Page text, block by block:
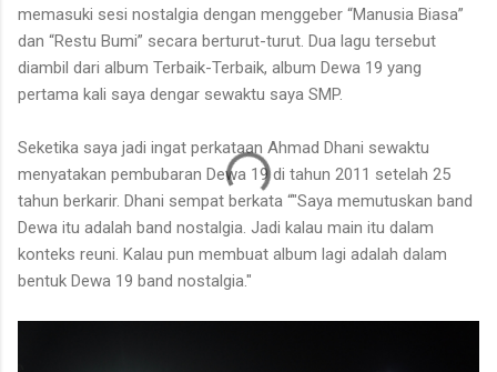
memasuki sesi nostalgia dengan menggeber “Manusia Biasa”
dan “Restu Bumi” secara berturut-turut. Dua lagu tersebut
diambil dari album Terbaik-Terbaik, album Dewa 19 yang
pertama kali saya dengar sewaktu saya SMP.
Seketika saya jadi ingat perkataan Ahmad Dhani sewaktu
menyatakan pembubaran Dewa 19 di tahun 2011 setelah 25
tahun berkarir. Dhani sempat berkata “"Saya memutuskan band
Dewa itu adalah band nostalgia. Jadi kalau main itu dalam
konteks reuni. Kalau pun membuat album lagi adalah dalam
bentuk Dewa 19 band nostalgia."